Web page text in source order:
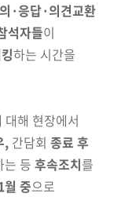
·응답·의견교환
석자들이
하는 시간을
대해 현장에서
, 간담회 종료 후
는 등 후속조치를
월 중으로